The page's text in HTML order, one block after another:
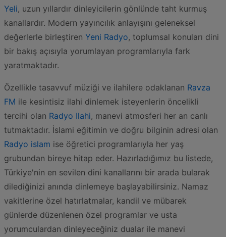
Yeli, uzun yıllardır dinleyicilerin gönlünde taht kurmuş
kanallardır. Modern yayıncılık anlayışını geleneksel
değerlerle birleştiren Yeni Radyo, toplumsal konuları dini
bir bakış açısıyla yorumlayan programlarıyla fark
yaratmaktadır.
Özellikle tasavvuf müziği ve ilahilere odaklanan Ravza
FM ile kesintisiz ilahi dinlemek isteyenlerin öncelikli
tercihi olan Radyo Ilahi, manevi atmosferi her an canlı
tutmaktadır. İslami eğitimin ve doğru bilginin adresi olan
Radyo islam ise öğretici programlarıyla her yaş
grubundan bireye hitap eder. Hazırladığımız bu listede,
Türkiye'nin en sevilen dini kanallarını bir arada bularak
dilediğinizi anında dinlemeye başlayabilirsiniz. Namaz
vakitlerine özel hatırlatmalar, kandil ve mübarek
günlerde düzenlenen özel programlar ve usta
yorumculardan dinleyeceğiniz dualar ile manevi